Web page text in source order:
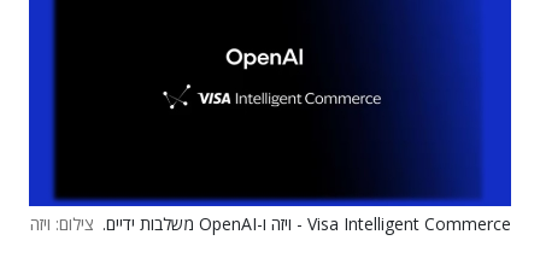
Visa Intelligent Commerce - ויזה ו-OpenAI משלבות ידיים. צילום: ויזה